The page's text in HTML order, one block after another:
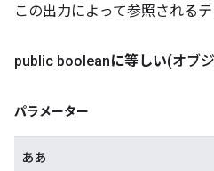
この出力によって参照される
public booleanに等しい(オブ
パラメーター
ああ